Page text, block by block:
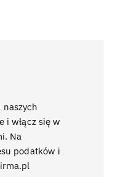
i włącz się w
Na
podatków i